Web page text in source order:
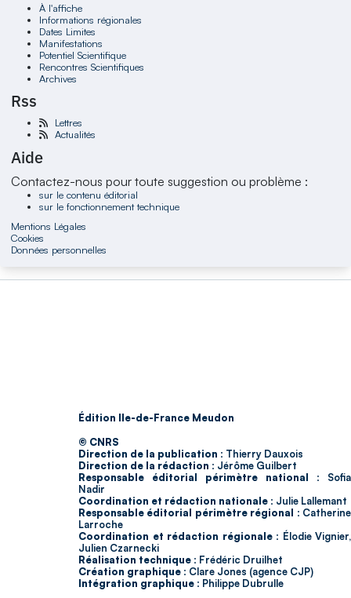
À l'affiche
Informations régionales
Dates Limites
Manifestations
Potentiel Scientifique
Rencontres Scientifiques
Archives
Rss
Lettres
Actualités
Aide
Contactez-nous pour toute suggestion ou problème :
sur le contenu éditorial
sur le fonctionnement technique
Mentions Légales
Cookies
Données personnelles
Édition Ile-de-France Meudon
© CNRS
Direction de la publication : Thierry Dauxois
Direction de la rédaction : Jérôme Guilbert
Responsable éditorial périmètre national : Sofia
Nadir
Coordination et rédaction nationale : Julie Lallemant
Responsable éditorial périmètre régional : Catherine
Larroche
Coordination et rédaction régionale : Élodie Vignier,
Julien Czarnecki
Réalisation technique : Frédéric Druilhet
Création graphique : Clare Jones (agence CJP)
Intégration graphique : Philippe Dubrulle